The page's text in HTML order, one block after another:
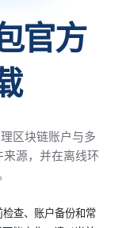
官方
区块链账户与多
源，并在离线环
查、账户备份和常